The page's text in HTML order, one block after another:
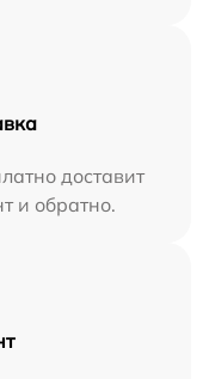
доставит
и обратно.